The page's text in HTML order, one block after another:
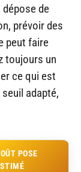
de
prévoir des
peut faire
toujours un
ce qui est
adapté,
POSE